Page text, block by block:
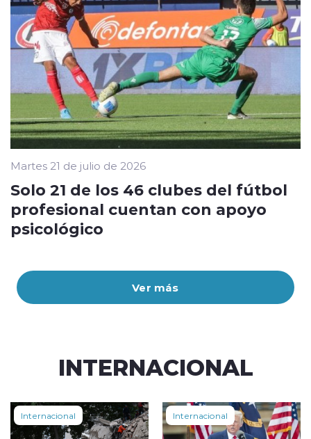
Ver más
Martes 21 de julio de 2026
Solo 21 de los 46 clubes del fútbol
profesional cuentan con apoyo
psicológico
INTERNACIONAL
Internacional Internacional